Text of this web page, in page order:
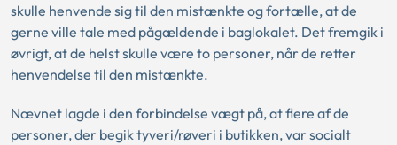
skulle henvende sig til den mistænkte og fortælle, at de
gerne ville tale med pågældende i baglokalet. Det fremgik i
øvrigt, at de helst skulle være to personer, når de retter
henvendelse til den mistænkte.
Nævnet lagde i den forbindelse vægt på, at flere af de
personer, der begik tyveri/røveri i butikken, var socialt